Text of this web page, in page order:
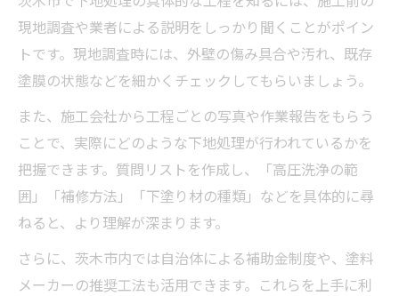
現地調査や業者による説明をしっかり聞くことがポイン
トです。現地調査時には、外壁の傷み具合や汚れ、既存
塗膜の状態などを細かくチェックしてもらいましょう。
また、施工会社から工程ごとの写真や作業報告をもらう
ことで、実際にどのような下地処理が行われているかを
把握できます。質問リストを作成し、「高圧洗浄の範
囲」「補修方法」「下塗り材の種類」などを具体的に尋
ねると、より理解が深まります。
さらに、茨木市内では自治体による補助金制度や、塗料
メーカーの推奨工法も活用できます。これらを上手に利